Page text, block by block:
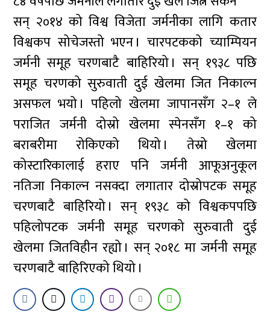
सन् २०१४ को विश्व विजेता जर्मनीका लागि कतार
विश्वकप सोचेजस्तो भएन । चारपटकको च्याम्पियन
जर्मनी समूह चरणबाटै बाहिरियो । सन् १९३८ पछि
समूह चरणको सुरुवाती दुई खेलमा जित निकाल्न
असफल भयो । पहिलो खेलमा जापानसँग २–१ ले
पराजित जर्मनी दोस्रो खेलमा स्पेनसँग १–१ को
बराबरीमा रोकिएको थियो । तेस्रो खेलमा
कोस्टारिकालाई हराए पनि जर्मनी आफूअनुकूल
नतिजा निकाल्न नसक्दा लगातार दोस्रोपटक समूह
चरणबाटै बाहिरियो । सन् १९३८ को विश्वकपपछि
पहिलोपटक जर्मनी समूह चरणको सुरुवाती दुई
खेलमा जितविहीन रह्यो । सन् २०१८ मा जर्मनी समूह
चरणबाटै बाहिरिएको थियो ।